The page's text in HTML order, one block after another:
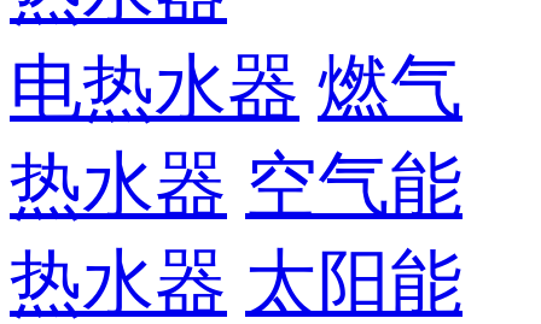
电热水器 燃气
热水器 空气能
热水器 太阳能